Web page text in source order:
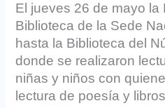
El jueves 26 de mayo la
Biblioteca de la Sede
hasta la Biblioteca del
donde se realizaron
niñas y niños con
lectura de poesía y